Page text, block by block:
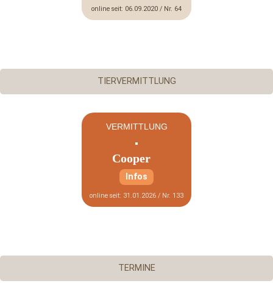
online seit: 06.09.2020 / Nr. 64
TIERVERMITTLUNG
VERMITTLUNG
Cooper
Infos
online seit: 31.01.2026 / Nr. 133
TERMINE